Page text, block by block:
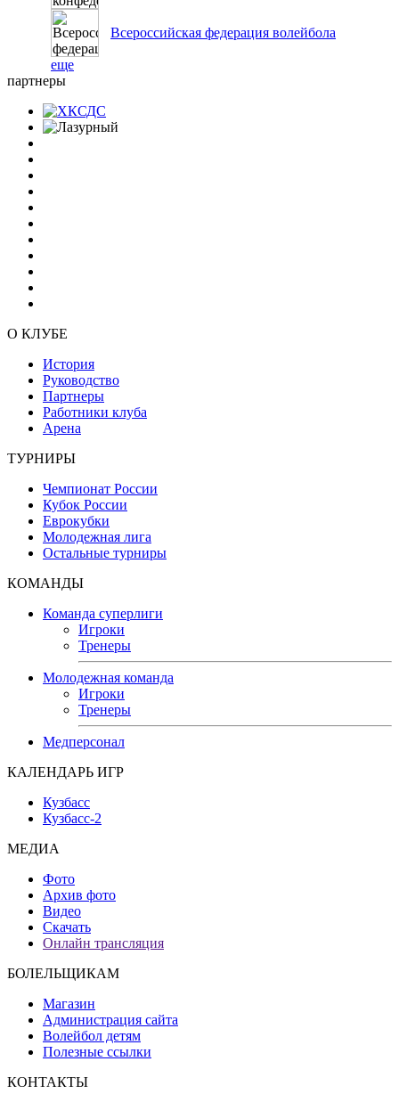
Всероссийская федерация волейбола
еще
партнеры
О КЛУБЕ
История
Руководство
Партнеры
Работники клуба
Арена
ТУРНИРЫ
Чемпионат России
Кубок России
Еврокубки
Молодежная лига
Остальные турниры
КОМАНДЫ
Команда суперлиги
Игроки
Тренеры
Молодежная команда
Игроки
Тренеры
Медперсонал
КАЛЕНДАРЬ ИГР
Кузбасс
Кузбасс-2
МЕДИА
Фото
Архив фото
Видео
Скачать
Онлайн трансляция
БОЛЕЛЬЩИКАМ
Магазин
Администрация сайта
Волейбол детям
Полезные ссылки
КОНТАКТЫ